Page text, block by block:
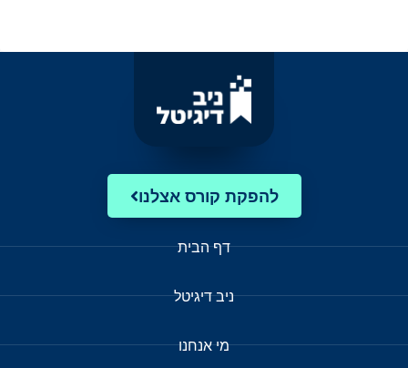
להפקת קורס אצלנו
דף הבית
ניב דיגיטל
מי אנחנו